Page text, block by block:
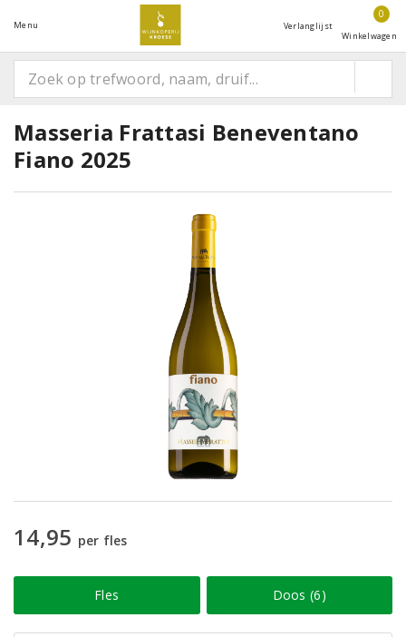
Menu Verlanglijst
0
Winkelwagen
Masseria Frattasi Beneventano
Fiano 2025
14,95 per fles
Fles Doos (6)